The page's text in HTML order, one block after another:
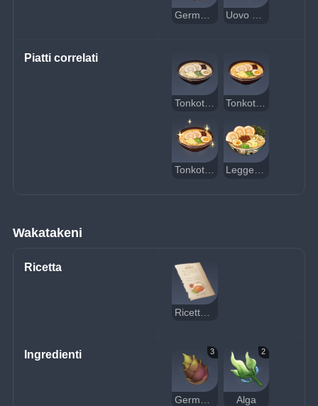
Germoglio di bambù Uovo d'uccello
Piatti correlati
Tonkotsu ramen sospetto
Tonkotsu ramen delizioso Leggenda trionfante
Wakatakeni
Ricetta
Ricetta: wakatakeni
Ingredienti 3 2
Alga